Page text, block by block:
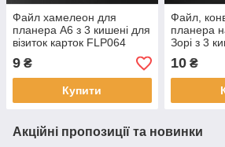
Файл хамелеон для
планера А6 з 3 кишені для
візиток карток FLP064
9 ₴
Купити
Файл,
планера
Зорі з 3
візиток,
10₴
Акційні пропозиції та новинки